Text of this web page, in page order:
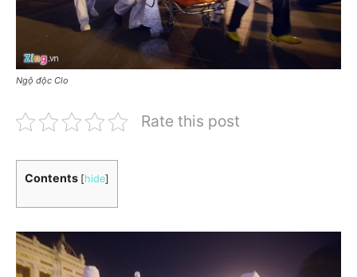
Ngộ độc Clo
Rate this post
Contents [hide]